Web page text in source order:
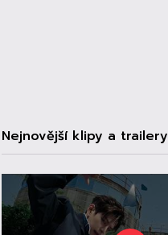
Nejnovější klipy a trailery